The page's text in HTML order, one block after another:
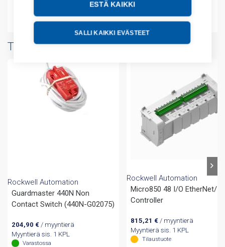
ESTÄ KAIKKI
SALLI KAIKKI EVÄSTEET
Liitteet
Tuotteita samalta valmistajalta
Rockwell Automation
Guardmaster 440N Non
Contact Switch (440N-G02075)
204,90 €/ myyntierä
Myyntierä sis. 1 KPL
Varastossa
Rockwell Automation
Micro850 48 I/O EtherNet/IP
Controller
815,21 € / myyntierä
Myyntierä sis. 1 KPL
Tilaustuote